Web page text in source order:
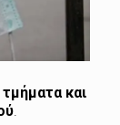
και
.